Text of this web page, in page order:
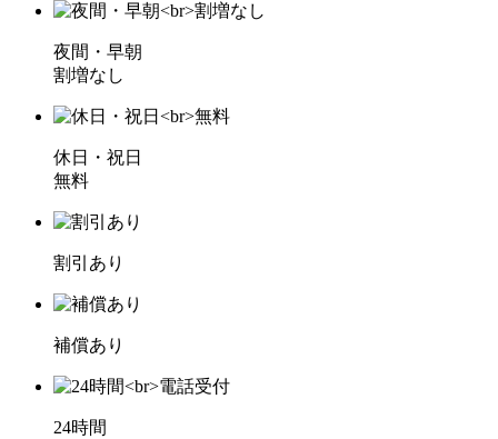
夜間・早朝
割増なし
休日・祝日
無料
割引あり
補償あり
24時間